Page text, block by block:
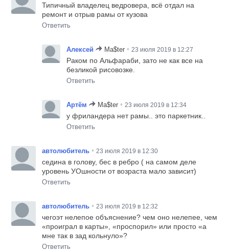
Типичный владелец ведровера, всё отдал на
ремонт и отрыв рамы от кузова
Ответить
Алексей Ma$ter • 23 июля 2019 в 12:27
Раком по Альфараби, зато не как все на
безликой рисовозке.
Ответить
Артём Ma$ter • 23 июля 2019 в 12:34
у фриландера нет рамы.. это паркетник..
Ответить
автолюбитель • 23 июля 2019 в 12:30
седина в голову, бес в ребро ( на самом деле
уровень УОшности от возраста мало зависит)
Ответить
автолюбитель • 23 июля 2019 в 12:32
чегоэт нелепое объяснение? чем оно нелепее, чем
«проиграл в карты», «проспорил» или просто «а
мне так в зад кольнуло»?
Ответить